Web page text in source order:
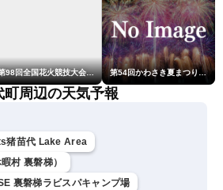
第98回全国花火競技大会「大曲の花火」 第54回かわさき夏まつり花火大会「おらが自慢のでっかい花火」
周辺の天気予報
猪苗代 Lake Area
村 裏磐梯）
裏磐梯ラビスパキャンプ場